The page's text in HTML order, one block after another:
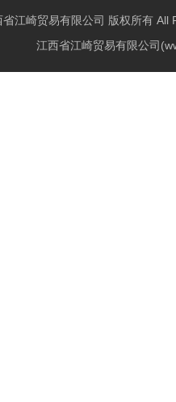
江崎贸易有限公司 版权所有 All
江西省江崎贸易有限公司